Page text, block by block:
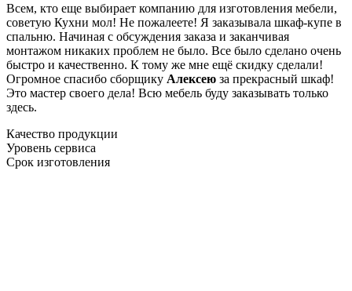
Всем, кто еще выбирает компанию для изготовления мебели,
советую Кухни мол! Не пожалеете! Я заказывала шкаф-купе в
спальню. Начиная с обсуждения заказа и заканчивая
монтажом никаких проблем не было. Все было сделано очень
быстро и качественно. К тому же мне ещё скидку сделали!
Огромное спасибо сборщику Алексею за прекрасный шкаф!
Это мастер своего дела! Всю мебель буду заказывать только
здесь.
Качество продукции
Уровень сервиса
Срок изготовления